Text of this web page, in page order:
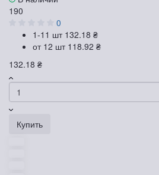
190
0
1-11 шт 132.18 ₴
от 12 шт 118.92 ₴
132.18 ₴
Купить